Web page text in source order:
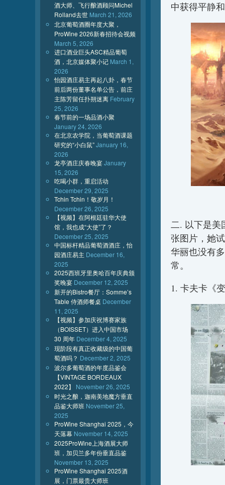
中获得平静
二. 以下是美
张图片，她
华丽也没有
常。
1. 卡夫卡《
酒大师、飞行酿酒顾问Michel
Rolland去世 March 21, 2026
北京葡萄酒圈年度大聚，
ProWine 2026新春招待会视频
March 5, 2026
进口酒业巨头ASC精品葡萄
酒，北京媒体聚小记 March 1,
2026
怡园酒庄易主再起八卦，春节
前后两份董事名单公告，前庄
主陈芳留任扑朔迷离 February
25, 2026
春节前的一场品酒小聚
January 24, 2026
在北京农学院，当葡萄酒课题
研究的“小白鼠”January 16,
2026
龙亭酒庄庆春晚宴January
15, 2026
吃喝小群，重启活动
December 29, 2025
Tchin Tchin！敬岁月！
December 26, 2025
【视频】在阿根廷驻华大使
馆，我也成“大使”了？
December 25, 2025
中国标杆精品葡萄酒酒庄，怡
园酒庄易主 December 16,
2025
2025西班牙里奥哈百年庆典颁
奖晚宴 December 12, 2025
新开的Bistro餐厅：Somme’s
Table 侍酒师餐桌 December
11, 2025
【视频】参加庆祝博赛家族
（BOISSET）进入中国市场
30 周年 December 4, 2025
现阶段有真正收藏级的中国葡
萄酒吗？ December 2, 2025
波尔多葡萄酒的年度品鉴会
【VINTAGE BORDEAUX
2022】
November 26, 2025
时光之酿，迦南美地魔方垂直
品鉴大师班 November 25,
2025
ProWine Shanghai 2025，今
天落幕 November 14, 2025
2025ProWine上海酒展大师
班，加贝兰多年份垂直品鉴
November 13, 2025
ProWine Shanghai 2025酒
展，门票最贵大师班